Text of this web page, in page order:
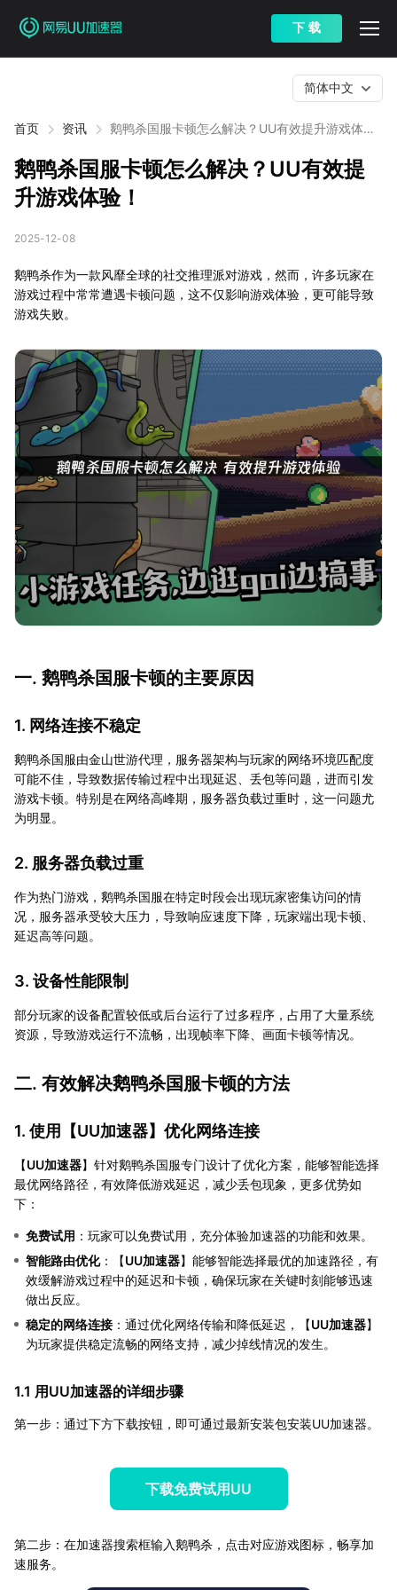
下 载
首页 资讯
鹅鸭杀国服卡顿怎么解决？UU有效提升游戏体
简体中文
鹅鸭杀国服卡顿怎么解决？UU有效提
升游戏体验！
2025-12-08
鹅鸭杀作为一款风靡全球的社交推理派对游戏，然而，许多玩家在
游戏过程中常常遭遇卡顿问题，这不仅影响游戏体验，更可能导致
游戏失败。
一. 鹅鸭杀国服卡顿的主要原因
1. 网络连接不稳定
鹅鸭杀国服由金山世游代理，服务器架构与玩家的网络环境匹配度
可能不佳，导致数据传输过程中出现延迟、丢包等问题，进而引发
游戏卡顿。特别是在网络高峰期，服务器负载过重时，这一问题尤
为明显。
2. 服务器负载过重
作为热门游戏，鹅鸭杀国服在特定时段会出现玩家密集访问的情
况，服务器承受较大压力，导致响应速度下降，玩家端出现卡顿、
延迟高等问题。
3. 设备性能限制
部分玩家的设备配置较低或后台运行了过多程序，占用了大量系统
资源，导致游戏运行不流畅，出现帧率下降、画面卡顿等情况。
二. 有效解决鹅鸭杀国服卡顿的方法
1. 使用【UU加速器】优化网络连接
【UU加速器】针对鹅鸭杀国服专门设计了优化方案，能够智能选择
最优网络路径，有效降低游戏延迟，减少丢包现象，更多优势如
下：
免费试用 ：玩家可以免费试用，充分体验加速器的功能和效果。
智能路由优化：【UU加速器】能够智能选择最优的加速路径，有
效缓解游戏过程中的延迟和卡顿，确保玩家在关键时刻能够迅速
做出反应。
稳定的网络连接 ：通过优化网络传输和降低延迟，【UU加速器】
为玩家提供稳定流畅的网络支持，减少掉线情况的发生。
1.1 用UU加速器的详细步骤
第一步：通过下方下载按钮，即可通过最新安装包安装UU加速器。
下载免费试用UU
第二步：在加速器搜索框输入鹅鸭杀，点击对应游戏图标，畅享加
速服务。